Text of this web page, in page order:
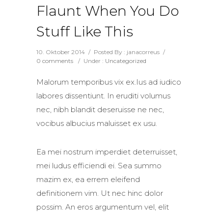
Flaunt When You Do
Stuff Like This
10. Oktober 2014 / Posted By : janacorreus /
0 comments
/ Under : Uncategorized
Malorum temporibus vix ex.Ius ad iudico
labores dissentiunt. In eruditi volumus
nec, nibh blandit deseruisse ne nec,
vocibus albucius maluisset ex usu.
Ea mei nostrum imperdiet deterruisset,
mei ludus efficiendi ei. Sea summo
mazim ex, ea errem eleifend
definitionem vim. Ut nec hinc dolor
possim. An eros argumentum vel, elit